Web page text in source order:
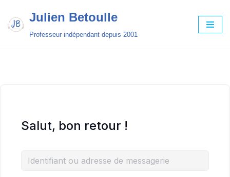
Aller
Julien Betoulle
Professeur indépendant depuis 2001
Salut, bon retour !